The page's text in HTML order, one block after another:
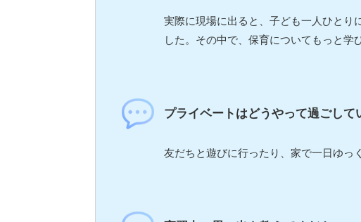
実際に現場に出ると、子ども一人ひとり
した。その中で、保育についてもっと学
プライベートはどうやって過ごして
友だちと遊びに行ったり、家で一日ゆっ